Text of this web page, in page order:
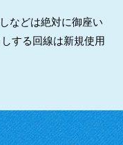
などは絶対に御座い
する回線は新規使用